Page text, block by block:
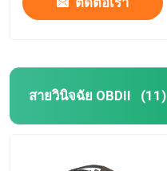
สายวินิจฉัย OBDII (11)